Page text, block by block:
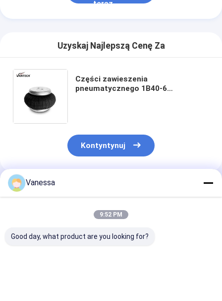
teraz
Uzyskaj Najlepszą Cenę Za
Części zawieszenia
pneumatycznego 1B40-6
Kontyntynuj
Polecane Produkty
Vanessa
9:52 PM
Good day, what product are you looking for?